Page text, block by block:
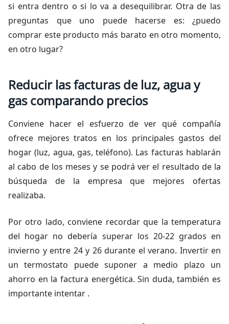
si entra dentro o si lo va a desequilibrar. Otra de las
preguntas que uno puede hacerse es: ¿puedo
comprar este producto más barato en otro momento,
en otro lugar?
Reducir las facturas de luz, agua y
gas comparando precios
Conviene hacer el esfuerzo de ver qué compañía
ofrece mejores tratos en los principales gastos del
hogar (luz, agua, gas, teléfono). Las facturas hablarán
al cabo de los meses y se podrá ver el resultado de la
búsqueda de la empresa que mejores ofertas
realizaba.
Por otro lado, conviene recordar que la temperatura
del hogar no debería superar los 20-22 grados en
invierno y entre 24 y 26 durante el verano. Invertir en
un termostato puede suponer a medio plazo un
ahorro en la factura energética. Sin duda, también es
importante intentar .